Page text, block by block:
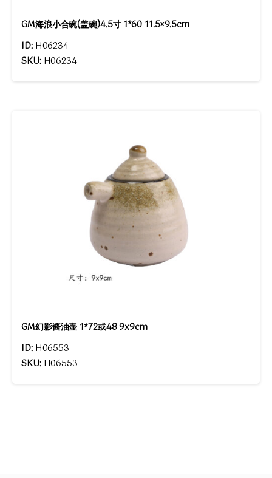
GM海浪小合碗(盖碗)4.5寸 1*60 11.5×9.5cm
ID: H06234
SKU: H06234
GM幻影酱油壶 1*72或48 9x9cm
ID: H06553
SKU: H06553